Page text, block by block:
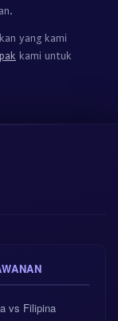
yang kami
kami untuk
vs Filipina